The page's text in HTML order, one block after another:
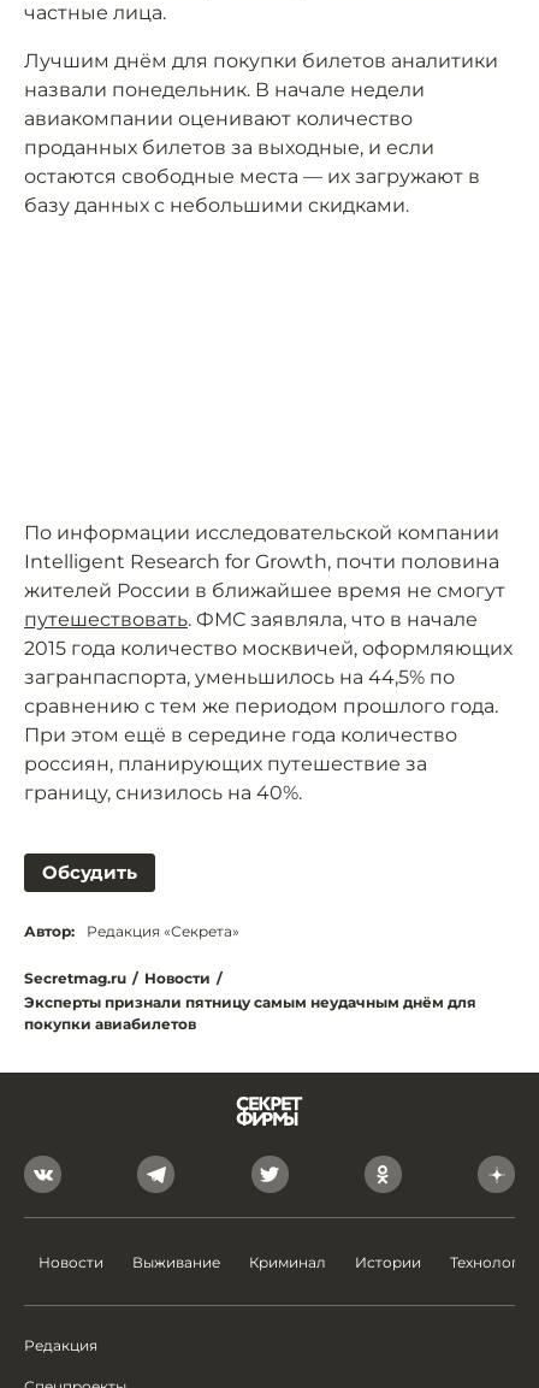
частные лица.
Лучшим днём для покупки билетов аналитики
назвали понедельник. В начале недели
авиакомпании оценивают количество
проданных билетов за выходные, и если
остаются свободные места — их загружают в
базу данных с небольшими скидками.
По информации исследовательской компании
Intelligent Research for Growth, почти половина
жителей России в ближайшее время не смогут
путешествовать. ФМС заявляла, что в начале
2015 года количество москвичей, оформляющих
загранпаспорта, уменьшилось на 44,5% по
сравнению с тем же периодом прошлого года.
При этом ещё в середине года количество
россиян, планирующих путешествие за
границу, снизилось на 40%.
Обсудить
Автор: Редакция «Секрета»
Secretmag.ru / Новости /
Эксперты признали пятницу самым неудачным днём для
покупки авиабилетов
Новости Выживание Криминал Истории Технологии
Редакция